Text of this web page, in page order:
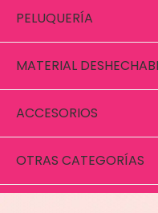
PELUQUERÍA
MATERIAL
ACCESORIOS
OTRAS CATEGORÍAS